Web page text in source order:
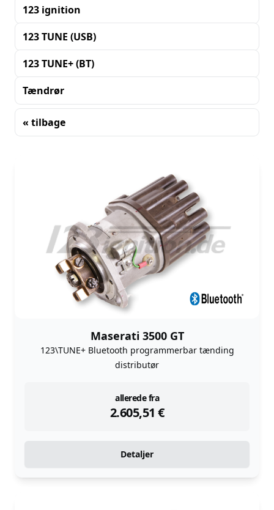
123 ignition
123 TUNE (USB)
123 TUNE+ (BT)
Tændrør
« tilbage
Maserati 3500 GT
123\TUNE+ Bluetooth programmerbar tænding
distributør
allerede fra
2.605,51 €
instock
Detaljer